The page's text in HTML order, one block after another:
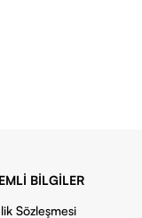
BILGILER
Sözleşmesi